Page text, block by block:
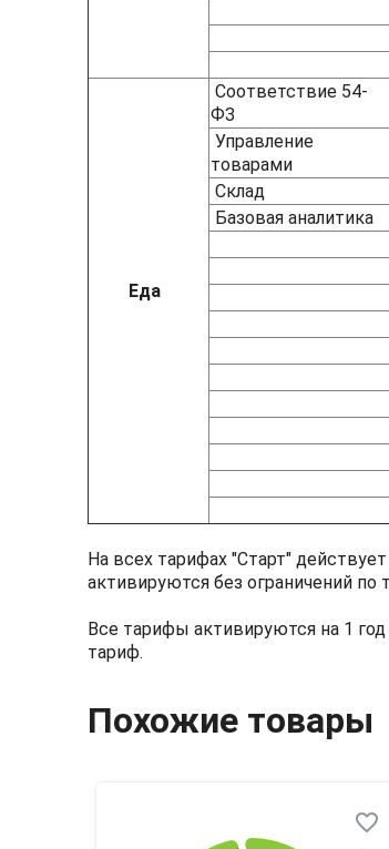
Еда
Соответствие 54-
ФЗ
Управление
товарами
Склад
Базовая аналитика
На всех тарифах "Старт"
активируются без ограничений
Все тарифы активируются на 1
тариф.
Похожие товары
favorite_border